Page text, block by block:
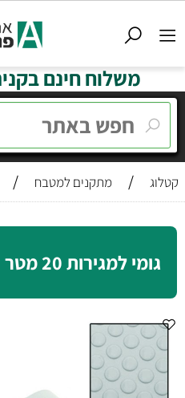
משלוח חינם בקניה
קטלוג / מתקנים למטבח /
גומי למגירות 20 מטר